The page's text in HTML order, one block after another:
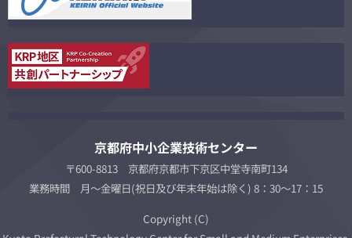
京都府中小企業技術センター
〒600-8813 京都府京都市下京区中堂寺南町134
業務時間 月～金曜日(祝日及び年末年始は除く) 8：30～17：15
Copyright (C)